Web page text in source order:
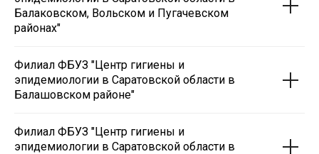
Балаковском, Вольском и Пугачевском
районах"
Филиал ФБУЗ "Центр гигиены и
эпидемиологии в Саратовской области в
Балашовском районе"
Филиал ФБУЗ "Центр гигиены и
эпидемиологии в Саратовской области в